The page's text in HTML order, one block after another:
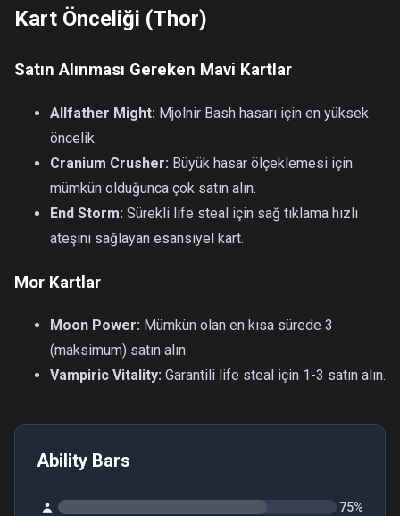
Kart Önceliği (Thor)
Satın Alınması Gereken Mavi Kartlar
Allfather Might: Mjolnir Bash hasarı için en yüksek
öncelik.
Cranium Crusher: Büyük hasar ölçeklemesi için
mümkün olduğunca çok satın alın.
End Storm: Sürekli life steal için sağ tıklama hızlı
ateşini sağlayan esansiyel kart.
Mor Kartlar
Moon Power: Mümkün olan en kısa sürede 3
(maksimum) satın alın.
Vampiric Vitality: Garantili life steal için 1-3 satın alın.
Ability Bars
75%